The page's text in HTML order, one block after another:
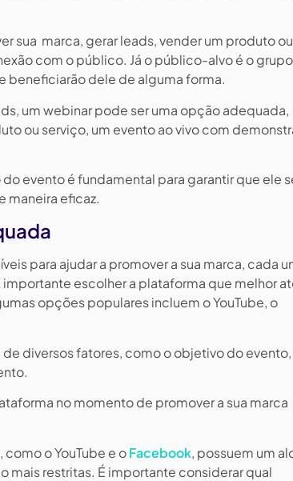
sua marca, gerar leads, vender um produto ou
com o público. Já o público-alvo é o
beneficiarão dele de alguma forma.
um webinar pode ser uma opção adequada,
ou serviço, um evento ao vivo com
evento é fundamental para garantir que ele
maneira eficaz.
para ajudar a promover a sua marca, cada
escolher a plataforma que melhor
opções populares incluem o YouTube, o
diversos fatores, como o objetivo do
no momento de promover a sua marca
o YouTube e oFacebook, possuem um
mais restritas. É importante considerar qual